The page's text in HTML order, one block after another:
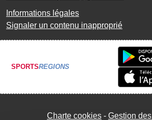
Informations légales
Signaler un contenu inapproprié
SPORTSREGIONS
Charte cookies Gestion